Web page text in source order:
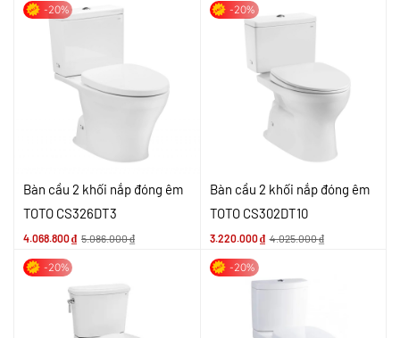
-20%
Bàn cầu 2 khối nắp đóng êm
TOTO CS326DT3
4.068.800₫ 5.086.000₫
-20%
Bàn cầu 2 khối nắp đóng êm
TOTO CS302DT10
3.220.000₫ 4.025.000₫
-20% -20%